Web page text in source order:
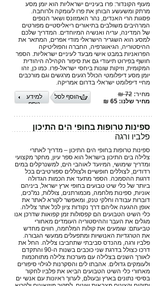
מעוף הקונדור: פרו בעיניים ישראליות הוא יומן מסע
מרתק ומשעשע הבוחן את פרו לעומקה ולרוחבה.
פסגות הרי האנדים, נהר האמזונס ושאר הנופים
המרהיבים משולבים בתיאורים ריאליסטיים מפורטים
של המדינה, עריה ואנשיה המיוחדים. המדריך שלכם
למסע הוא השגריר הישראלי מודי אפרים, המתאר את
ההיסטוריה, הגיאוגרפיה, החברה והפוליטיקה
הפרואניות במבט אישי מבעד לעיניים ישראליות. הספר
חושף בפירוט תיעודי גם את סיפור הקהילה היהודית
המקומית, וזיקות שונות ביחסי ישראל-פרו. כמו כן, זהו
יומן מסע דיפלומטי הכולל רגעים מרגשים וגם מורכבים
מחיי דיפלומט ישראלי בדרום אמריקה.
מחיר:72 ₪
מחיר שלנו: 65 ₪
למידע
נוסף
הוסף לסל
ספינות טרופות בחופי הים התיכון
פלביו ורגה
ספינות טרופות בחופי הים התיכון – מדריך לאתרי
צלילה בים התיכון בישראל הוא ספר עיון, מחקר מקצועי
ומדריך שימושי, המיועד לאוהבי הים, למשנרקלים במים
רדודים, לצוללים חופשיים ולצוללים ספורטיבים בכל
דרגות ההסמכה. הספר מתעד את הכמות הגדולה
ביותר של כלי שיט טבועים בחופי ארץ ישראל, ביניהם
אוניות, ספינות מלחמה, מכמורתנים, צוללות, נמ"כים,
דוברות עבודה וחלקי טנק, ומאפשר לקורא לאתר את
אופן ההגעה אליהם דרך נקודות ציון לכל אתר צלילה.
כלי השיט הטבועים הם קפסולות זמן קפואות שדרכן אנו
מגלים את העבר וההיסטוריה העומדים מאחורי
טביעתם: שומעים את קולות המלחמה, חווים מחדש
את הטרגדיות האנושיות ומתפעלים ממעשי הגבורה.
פלביו ורגה, מהנדס סביבתי שתחביבו צלילה. החל את
דרכו כצולל בדרגת שני כוכבים בשנות ה-90 והתקדם
לאורך השנים בצלילה עם מערכות צלילה מתוחכמות
ולעומקים גדולים. אהבתו לים והסקרנות לגילוי סיפורים
מאחורי כלי השיט הטבועים הביאו את פלביו לחקור
בסיסי נתונים בארץ ובעולם, לערוך ראיונות עם אנשי ים